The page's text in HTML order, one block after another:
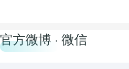
官方微博 · 微信